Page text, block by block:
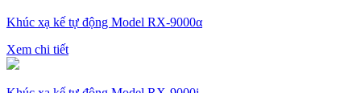
Khúc xạ kế tự động Model RX-9000α
Xem chi tiết